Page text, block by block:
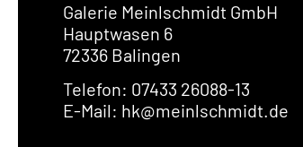
Galerie Meinlschmidt GmbH
Hauptwasen 6
72336 Balingen
Telefon: 07433 26088-13
E-Mail: hk@meinlschmidt.de